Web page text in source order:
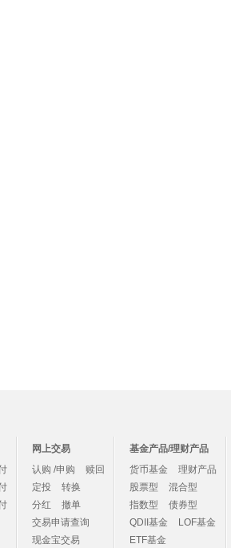
网上交易
认购 /申购
赎回
定投
转换
分红
撤单
交易申请查询
现金宝交易
基金产品/理财产品
货币基金
理财产品
股票型
混合型
指数型
债券型
QDII基金
LOF基金
ETF基金